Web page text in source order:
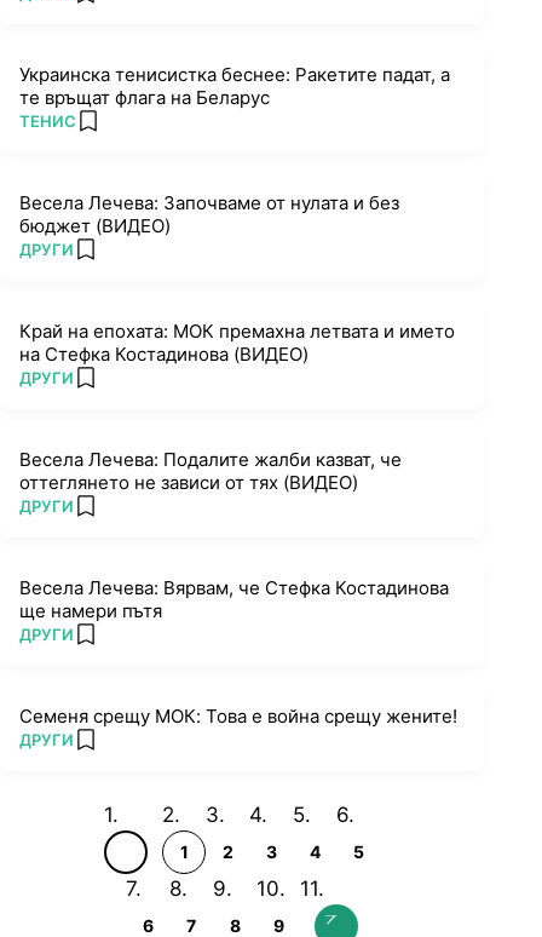
Украинска тенисистка беснее: Ракетите падат, а
те връщат флага на Беларус
ПОВЕЧЕ ОТ
ТЕНИС add favorites
Весела Лечева: Започваме от нулата и без
бюджет (ВИДЕО)
ПОВЕЧЕ ОТ
ДРУГИ add favorites
Край на епохата: МОК премахна летвата и името
на Стефка Костадинова (ВИДЕО)
ПОВЕЧЕ ОТ
ДРУГИ add favorites
Весела Лечева: Подалите жалби казват, че
оттеглянето не зависи от тях (ВИДЕО)
ПОВЕЧЕ ОТ
ДРУГИ add favorites
Весела Лечева: Вярвам, че Стефка Костадинова
ще намери пътя
ПОВЕЧЕ ОТ
ДРУГИ add favorites
Семеня срещу МОК: Това е война срещу жените!
ПОВЕЧЕ ОТ
ДРУГИ add favorites
1 2 3 4 5
6 7 8 9